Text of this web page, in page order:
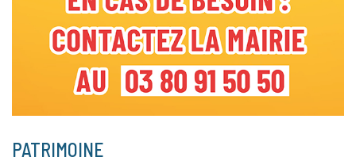
PATRIMOINE